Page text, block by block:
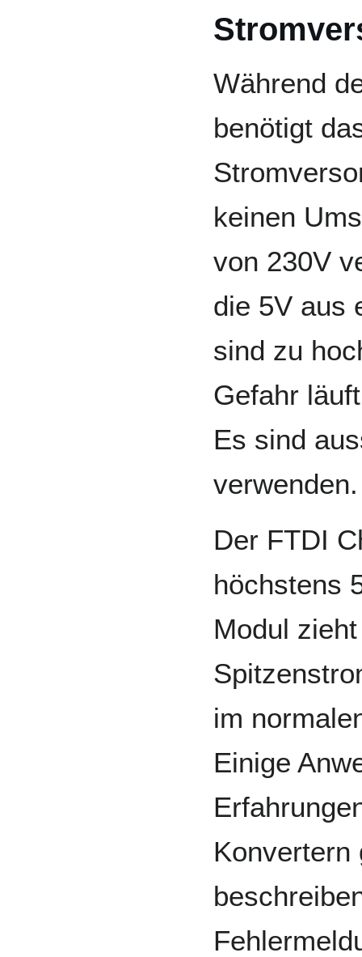
Während
benötigt
keinen
von 230V
die 5V aus
sind zu
Gefahr
Es sind
verwenden.
Der FTDI
höchstens
Modul
im
Einige
Konvertern